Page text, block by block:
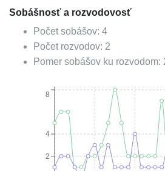
Sobášnosť a rozvodovosť
Počet sobášov: 4
Počet rozvodov: 2
Pomer sobášov ku rozvodom:
2
4
8